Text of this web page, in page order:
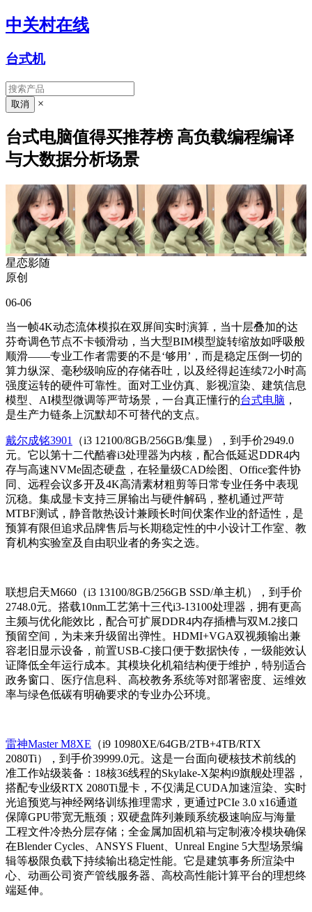
中关村在线
台式机
×
台式电脑值得买推荐榜 高负载编程编译
与大数据分析场景
星恋影随
原创
06-06
当一帧4K动态流体模拟在双屏间实时演算，当十层叠加的达
芬奇调色节点不卡顿滑动，当大型BIM模型旋转缩放如呼吸般
顺滑——专业工作者需要的不是‘够用’，而是稳定压倒一切的
算力纵深、毫秒级响应的存储吞吐，以及经得起连续72小时高
强度运转的硬件可靠性。面对工业仿真、影视渲染、建筑信息
模型、AI模型微调等严苛场景，一台真正懂行的台式电脑 ，
是生产力链条上沉默却不可替代的支点。
戴尔成铭3901
（i3 12100/8GB/256GB/集显），到手价2949.0
元。它以第十二代酷睿i3处理器为内核，配合低延迟DDR4内
存与高速NVMe固态硬盘，在轻量级CAD绘图、Office套件协
同、远程会议多开及4K高清素材粗剪等日常专业任务中表现
沉稳。集成显卡支持三屏输出与硬件解码，整机通过严苛
MTBF测试，静音散热设计兼顾长时间伏案作业的舒适性，是
预算有限但追求品牌售后与长期稳定性的中小设计工作室、教
育机构实验室及自由职业者的务实之选。
联想启天M660（i3 13100/8GB/256GB SSD/单主机），到手价
2748.0元。搭载10nm工艺第十三代i3-13100处理器，拥有更高
主频与优化能效比，配合可扩展DDR4内存插槽与双M.2接口
预留空间，为未来升级留出弹性。HDMI+VGA双视频输出兼
容老旧显示设备，前置USB-C接口便于数据快传，一级能效认
证降低全年运行成本。其模块化机箱结构便于维护，特别适合
政务窗口、医疗信息科、高校教务系统等对部署密度、运维效
率与绿色低碳有明确要求的专业办公环境。
雷神Master M8XE （i9 10980XE/64GB/2TB+4TB/RTX
2080Ti），到手价39999.0元。这是一台面向硬核技术前线的
准工作站级装备：18核36线程的Skylake-X架构i9旗舰处理器，
搭配专业级RTX 2080Ti显卡，不仅满足CUDA加速渲染、实时
光追预览与神经网络训练推理需求，更通过PCIe 3.0 x16通道
保障GPU带宽无瓶颈；双硬盘阵列兼顾系统极速响应与海量
工程文件冷热分层存储；全金属加固机箱与定制液冷模块确保
在Blender Cycles、ANSYS Fluent、Unreal Engine 5大型场景编
辑等极限负载下持续输出稳定性能。它是建筑事务所渲染中
心、动画公司资产管线服务器、高校高性能计算平台的理想终
端延伸。